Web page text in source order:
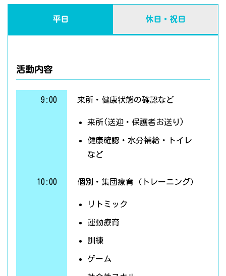
平日 休日・祝日
活動内容
9:00 来所・健康状態の確認など
来所(送迎・保護者お送り)
健康確認・水分補給・トイレ
など
10:00 個別・集団療育（トレーニング）
リトミック
運動療育
訓練
ゲーム